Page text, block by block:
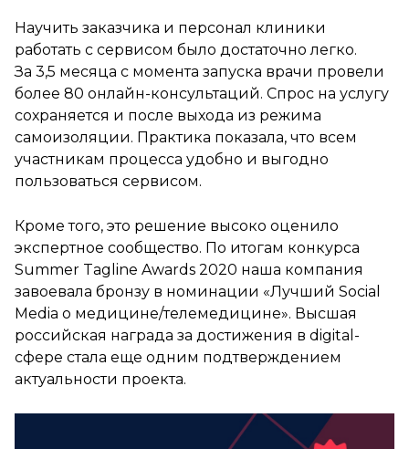
Научить заказчика и персонал клиники
работать с сервисом было достаточно легко.
За 3,5 месяца с момента запуска врачи провели
более 80 онлайн-консультаций. Спрос на услугу
сохраняется и после выхода из режима
самоизоляции. Практика показала, что всем
участникам процесса удобно и выгодно
пользоваться сервисом.
Кроме того, это решение высоко оценило
экспертное сообщество. По итогам конкурса
Summer Tagline Awards 2020 наша компания
завоевала бронзу в номинации «Лучший Social
Media о медицине/телемедицине». Высшая
российская награда за достижения в digital-
сфере стала еще одним подтверждением
актуальности проекта.